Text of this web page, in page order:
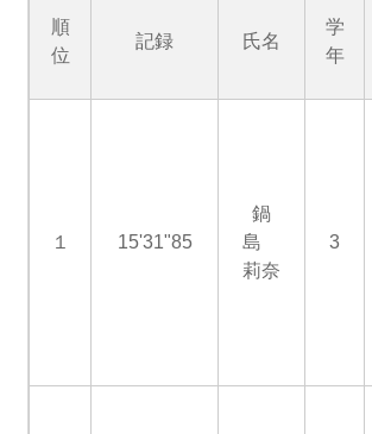
順
位
記録 氏名
学
年
１ 15'31"85
鍋
島
莉奈
3